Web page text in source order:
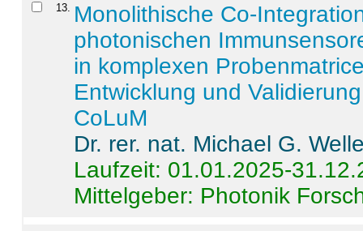
13
Monolithische Co-
photonischen
in komplexen
Entwicklung und
CoLuM
Dr. rer. nat. Michael G.
Laufzeit: 01.01.2025-
Mittelgeber: Photonik